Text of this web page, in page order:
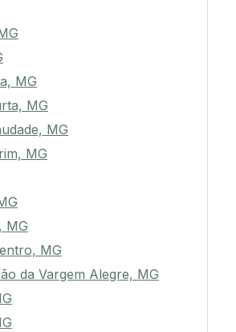
MG
MG
MG
MG
MG
MG
da Vargem Alegre, MG